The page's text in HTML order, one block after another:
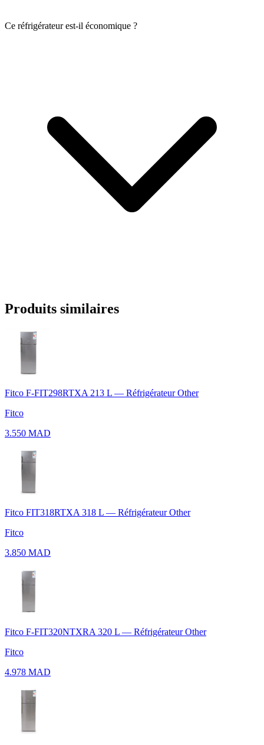
Ce réfrigérateur est-il économique ?
Produits similaires
Fitco F-FIT298RTXA 213 L — Réfrigérateur Other
Fitco
3.550 MAD
Fitco FIT318RTXA 318 L — Réfrigérateur Other
Fitco
3.850 MAD
Fitco F-FIT320NTXRA 320 L — Réfrigérateur Other
Fitco
4.978 MAD